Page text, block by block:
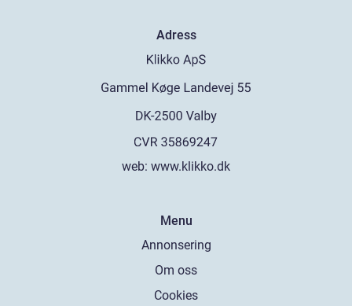
Adress
web: www.klikko.dk
Menu
Annonsering
Om oss
Cookies